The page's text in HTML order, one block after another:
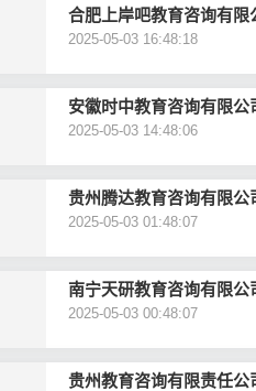
合肥上岸吧教育咨询有限
2025-05-03 16:48:18
安徽时中教育咨询有限公
2025-05-03 14:48:06
贵州腾达教育咨询有限公
2025-05-03 01:48:07
南宁天研教育咨询有限公
2025-05-03 00:48:07
贵州教育咨询有限责任公